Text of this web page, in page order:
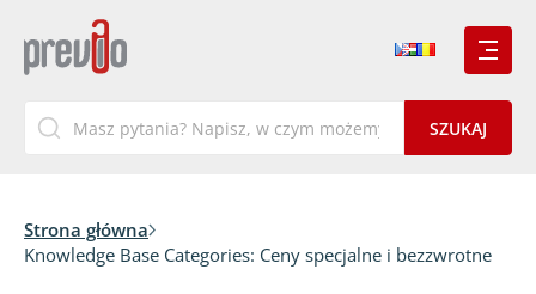
Strona główna
Knowledge Base Categories: Ceny specjalne i bezzwrotne